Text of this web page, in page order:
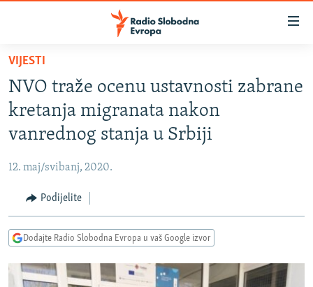
Pređite
glavni
sadržaj
na
glavnu
navigaciju
Pređite
na
pretragu
CRNA GORA
VIZUELNO
INFOGRAFIKE
RAT U UKRAJINI
KINA NA BALKANU
VIJESTI
NVO traže ocenu ustavnosti zabrane
kretanja migranata nakon
vanrednog stanja u Srbiji
12. maj/svibanj, 2020.
Podijelite
Dodajte Radio Slobodna Evropa u vaš Google izvor